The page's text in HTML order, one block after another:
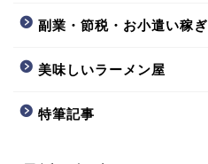
副業・節税・お小遣い稼ぎ
美味しいラーメン屋
特筆記事